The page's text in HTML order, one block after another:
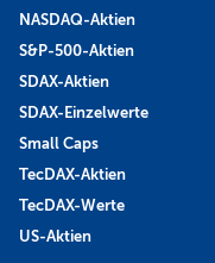
NASDAQ-Aktien
S&P-500-Aktien
SDAX-Aktien
SDAX-Einzelwerte
Small Caps
TecDAX-Aktien
TecDAX-Werte
US-Aktien